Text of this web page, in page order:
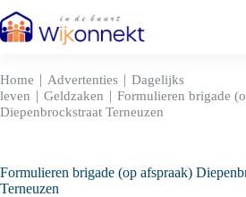
naar
de
Home | Advertenties | Dagelijks
leven | Geldzaken | Formulieren brigade
Diepenbrockstraat Terneuzen
Formulieren brigade (op afspraak)
Terneuzen